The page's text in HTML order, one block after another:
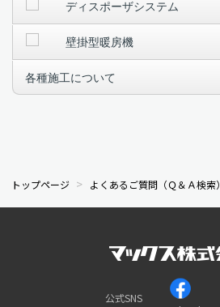
ディスポーザシステム
壁掛型暖房機
各種施工について
トップページ よくあるご質問（Ｑ＆Ａ検索）
公式SNS